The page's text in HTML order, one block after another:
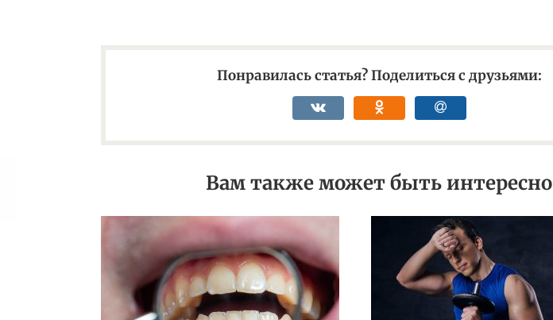
Понравилась статья? Поделиться с друзьями:
Вам также может быть интересно